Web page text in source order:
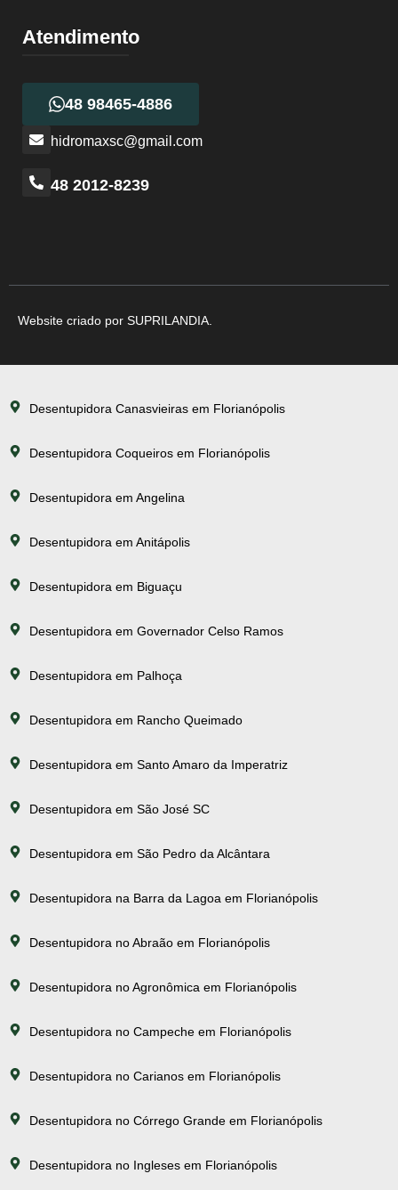
Atendimento
48 98465-4886
hidromaxsc@gmail.com
48 2012-8239
Website criado por SUPRILANDIA.
Desentupidora Canasvieiras em Florianópolis
Desentupidora Coqueiros em Florianópolis
Desentupidora em Angelina
Desentupidora em Anitápolis
Desentupidora em Biguaçu
Desentupidora em Governador Celso Ramos
Desentupidora em Palhoça
Desentupidora em Rancho Queimado
Desentupidora em Santo Amaro da Imperatriz
Desentupidora em São José SC
Desentupidora em São Pedro da Alcântara
Desentupidora na Barra da Lagoa em Florianópolis
Desentupidora no Abraão em Florianópolis
Desentupidora no Agronômica em Florianópolis
Desentupidora no Campeche em Florianópolis
Desentupidora no Carianos em Florianópolis
Desentupidora no Córrego Grande em Florianópolis
Desentupidora no Ingleses em Florianópolis